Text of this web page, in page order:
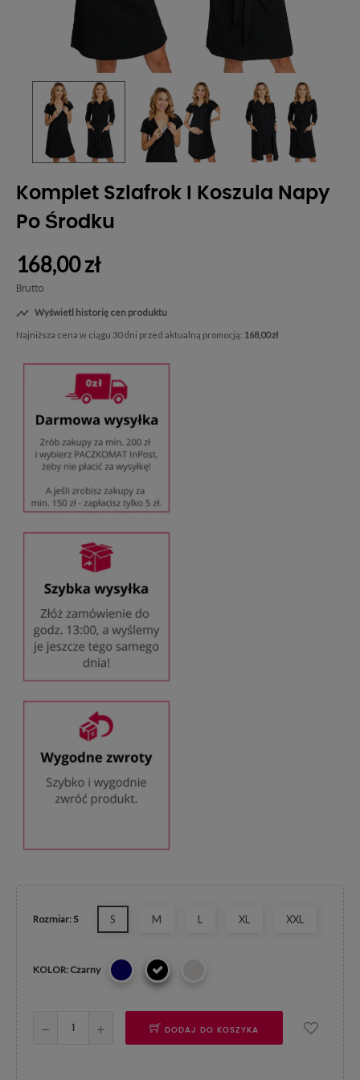
Komplet Szlafrok I Koszula Napy
Po Środku
168,00 zł
Brutto
 Wyświetl historię cen produktu
Najniższa cena w ciągu 30 dni przed aktualną promocją: 168,00 zł
Rozmiar: S S M L XL XXL
KOLOR: Czarny
DODAJ DO KOSZYKA